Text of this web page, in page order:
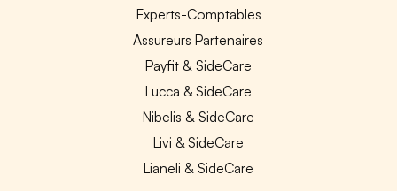
Experts-Comptables
Assureurs Partenaires
Payfit & SideCare
Lucca & SideCare
Nibelis & SideCare
Livi & SideCare
Lianeli & SideCare